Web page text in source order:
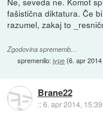
fašistična diktatura. Če
razumel, zakaj to
Zgodovina sprememb…
spremenilo:jype(6. apr
Brane22
::6. apr 2014, 15:39